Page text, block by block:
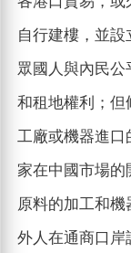
自行建樓，並
眾國人與內民
和租地權利；但
工廠或機器進口
家在中國市場的
原料的加工和機
外人在通商口岸